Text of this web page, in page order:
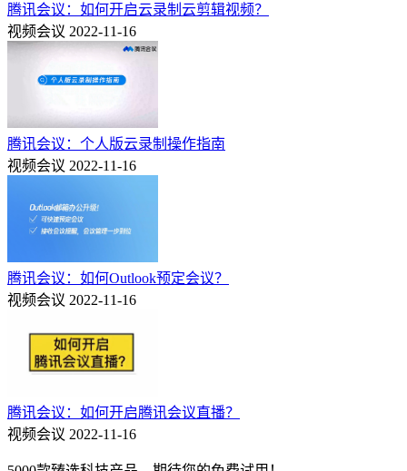
腾讯会议：如何开启云录制云剪辑视频？
视频会议 2022-11-16
腾讯会议：个人版云录制操作指南
视频会议 2022-11-16
腾讯会议：如何Outlook预定会议？
视频会议 2022-11-16
腾讯会议：如何开启腾讯会议直播？
视频会议 2022-11-16